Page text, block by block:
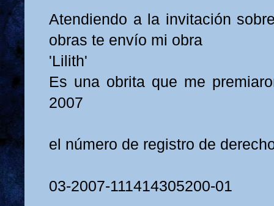
Atendiendo a la invitación
obras te envío mi obra
'Lilith'
Es una obrita que me
2007
el número de registro de
03-2007-111414305200-01